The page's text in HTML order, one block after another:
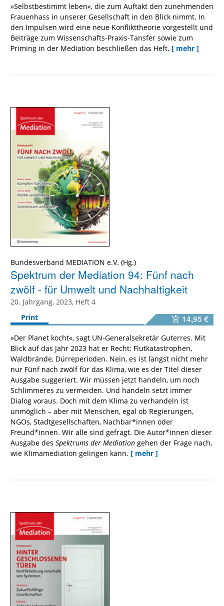
»Selbstbestimmt leben«, die zum Auftakt den zunehmenden
Frauenhass in unserer Gesellschaft in den Blick nimmt. In
den Impulsen wird eine neue Konflikttheorie vorgestellt und
Beiträge zum Wissenschafts-Praxis-Tansfer sowie zum
Priming in der Mediation beschließen das Heft. [ mehr ]
Bundesverband MEDIATION e.V.
Spektrum der Mediation 94: Fünf nach
zwölf - für Umwelt und Nachhaltigkeit
20. Jahrgang, 2023, Heft 4
Print
14,95 €
»Der Planet kocht«, sagt UN-Generalsekretär Guterres. Mit
Blick auf das Jahr 2023 hat er Recht: Flutkatastrophen,
Waldbrände, Dürreperioden. Nein, es ist längst nicht mehr
nur Fünf nach zwölf für das Klima, wie es der Titel dieser
Ausgabe suggeriert. Wir müssen jetzt handeln, um noch
Schlimmeres zu vermeiden. Und handeln setzt immer
Dialog voraus. Doch mit dem Klima zu verhandeln ist
unmöglich – aber mit Menschen, egal ob Regierungen,
NGOs, Stadtgesellschaften, Nachbar*innen oder
Freund*innen. Wir alle sind gefragt. Die Autor*innen dieser
Ausgabe des Spektrums der Mediation gehen der Frage nach,
wie Klimamediation gelingen kann. [ mehr ]